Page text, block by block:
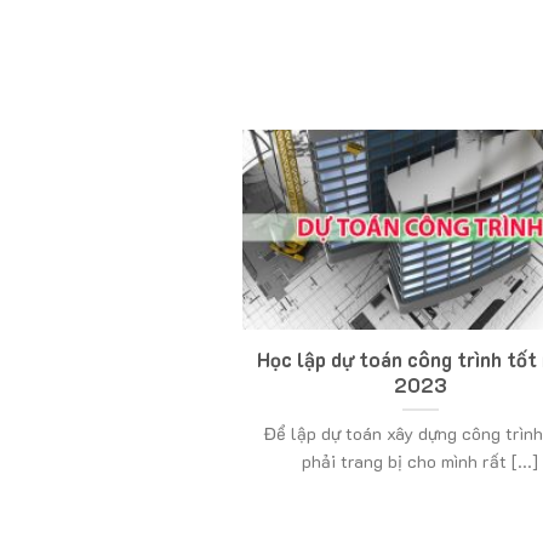
Học lập dự toán công trình tốt
2023
Để lập dự toán xây dựng công
phải trang bị cho mình rất [...]